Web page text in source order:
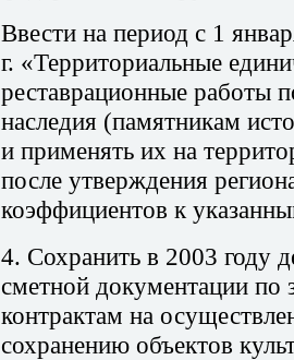
Ввести на период с 1
г. «Территориальные
реставрационные работы
наследия (памятникам
и применять их на
после утверждения
коэффициентов к
4. Сохранить в 2003 году
сметной документации
контрактам на
сохранению объектов